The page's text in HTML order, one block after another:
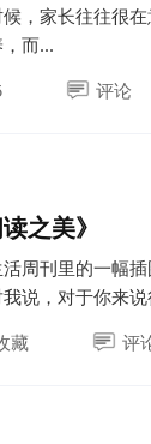
，家长往往很
而...
评论
之美》
周刊里的一幅
说，对于你来
藏 评